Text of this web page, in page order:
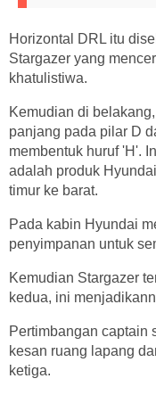
Horizontal DRL itu
Stargazer yang
khatulistiwa.
Kemudian di
panjang pada pilar D
membentuk huruf 'H'.
adalah produk
timur ke barat.
Pada kabin Hyundai
penyimpanan untuk
Kemudian Stargazer
kedua, ini
Pertimbangan captain
kesan ruang lapang
ketiga.